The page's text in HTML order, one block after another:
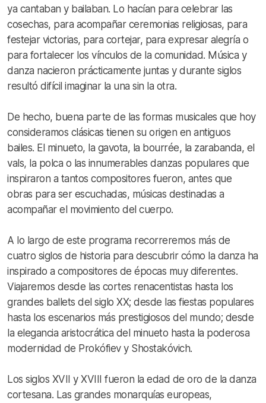
ya cantaban y bailaban. Lo hacían para celebrar las
cosechas, para acompañar ceremonias religiosas, para
festejar victorias, para cortejar, para expresar alegría o
para fortalecer los vínculos de la comunidad. Música y
danza nacieron prácticamente juntas y durante siglos
resultó difícil imaginar la una sin la otra.
De hecho, buena parte de las formas musicales que hoy
consideramos clásicas tienen su origen en antiguos
bailes. El minueto, la gavota, la bourrée, la zarabanda, el
vals, la polca o las innumerables danzas populares que
inspiraron a tantos compositores fueron, antes que
obras para ser escuchadas, músicas destinadas a
acompañar el movimiento del cuerpo.
A lo largo de este programa recorreremos más de
cuatro siglos de historia para descubrir cómo la danza ha
inspirado a compositores de épocas muy diferentes.
Viajaremos desde las cortes renacentistas hasta los
grandes ballets del siglo XX; desde las fiestas populares
hasta los escenarios más prestigiosos del mundo; desde
la elegancia aristocrática del minueto hasta la poderosa
modernidad de Prokófiev y Shostakóvich.
Los siglos XVII y XVIII fueron la edad de oro de la danza
cortesana. Las grandes monarquías europeas,